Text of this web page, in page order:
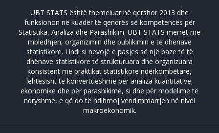
Zhvillimi Social Social Developmet
UBT STATS është themeluar në qershor 2013 dhe
funksionon në kuadër të qendrës së kompetencës për
Statistika, Analiza dhe Parashikim. UBT STATS merret me
mbledhjen, organizimin dhe publikimin e të dhënave
statistikore. Lindi si nevojë e pasjes së një baze të të
dhënave statistikore të strukturuara dhe organizuara
konsistent me praktikat statistikore ndërkombëtare,
lehtësisht të konvertueshme për analiza kuantitative,
ekonomike dhe për parashikime, si dhe për modelime të
ndryshme, e që do të ndihmoj vendimmarrjen në nivel
makroekonomik.